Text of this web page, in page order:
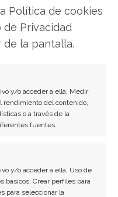
Política de cookies
Privacidad
la pantalla.
y/o acceder a ella, Medir
del contenido,
o a través de la
fuentes.
y/o acceder a ella, Uso de
básicos, Crear perfiles para
para seleccionar la